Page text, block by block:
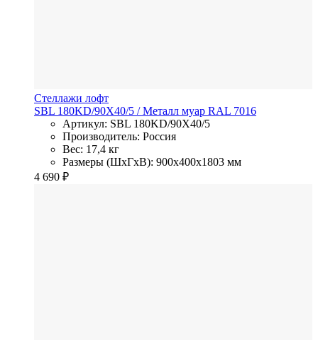
Стеллажи лофт
SBL 180KD/90X40/5 / Металл муар RAL 7016
Артикул: SBL 180KD/90X40/5
Производитель: Россия
Вес: 17,4 кг
Размеры (ШхГхВ): 900x400x1803 мм
4 690 ₽